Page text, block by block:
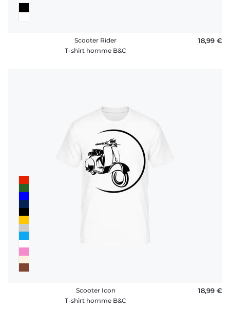
Scooter Rider
T-shirt homme B&C
18,99 €
Scooter Icon
T-shirt homme B&C
18,99 €